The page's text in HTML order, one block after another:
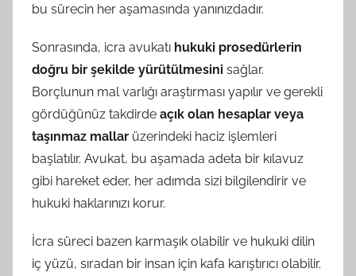
bu sürecin her aşamasında yanınızdadır.
Sonrasında, icra avukatı hukuki prosedürlerin
doğru bir şekilde yürütülmesini sağlar.
Borçlunun mal varlığı araştırması yapılır ve gerekli
gördüğünüz takdirde açık olan hesaplar veya
taşınmaz mallar üzerindeki haciz işlemleri
başlatılır. Avukat, bu aşamada adeta bir kılavuz
gibi hareket eder, her adımda sizi bilgilendirir ve
hukuki haklarınızı korur.
İcra süreci bazen karmaşık olabilir ve hukuki dilin
iç yüzü, sıradan bir insan için kafa karıştırıcı olabilir.